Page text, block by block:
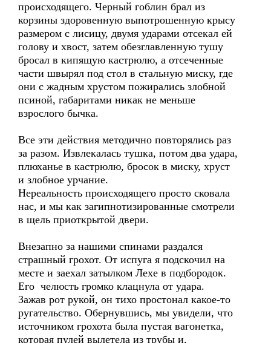
происходящего. Черный гоблин брал из
корзины здоровенную выпотрошенную крысу
размером с лисицу, двумя ударами отсекал ей
голову и хвост, затем обезглавленную тушу
бросал в кипящую кастрюлю, а отсеченные
части швырял под стол в стальную миску, где
они с жадным хрустом пожирались злобной
псиной, габаритами никак не меньше
взрослого бычка.
Все эти действия методично повторялись раз
за разом. Извлекалась тушка, потом два удара,
плюханье в кастрюлю, бросок в миску, хруст
и злобное урчание.
Нереальность происходящего просто сковала
нас, и мы как загипнотизированные смотрели
в щель приоткрытой двери.
Внезапно за нашими спинами раздался
страшный грохот. От испуга я подскочил на
месте и заехал затылком Лехе в подбородок.
Его челюсть громко клацнула от удара.
Зажав рот рукой, он тихо простонал какое-то
ругательство. Обернувшись, мы увидели, что
источником грохота была пустая вагонетка,
которая пулей вылетела из трубы и,